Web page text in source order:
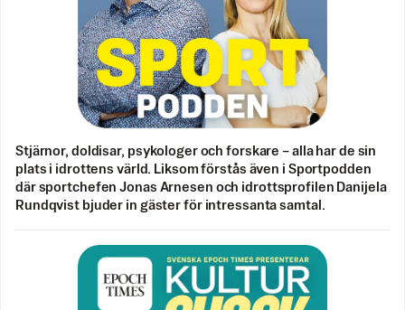
Stjärnor, doldisar, psykologer och forskare – alla har de sin
plats i idrottens värld. Liksom förstås även i Sportpodden
där sportchefen Jonas Arnesen och idrottsprofilen Danijela
Rundqvist bjuder in gäster för intressanta samtal.